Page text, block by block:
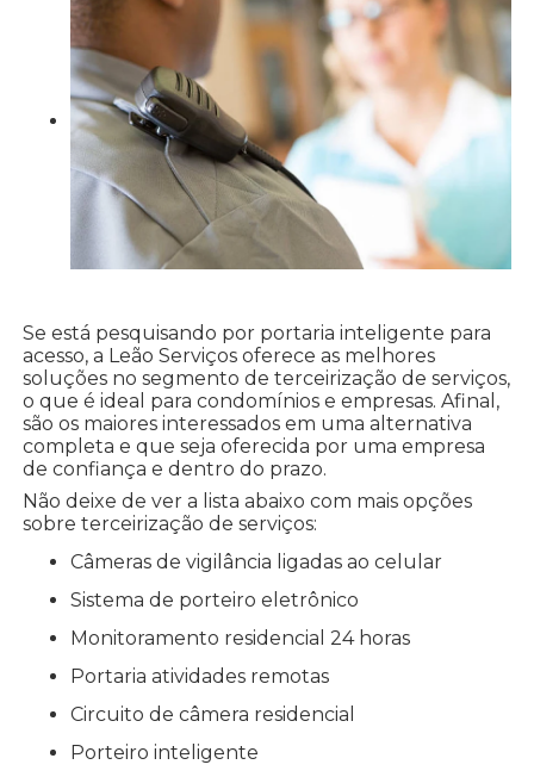
Se está pesquisando por portaria inteligente para
acesso, a Leão Serviços oferece as melhores
soluções no segmento de terceirização de serviços,
o que é ideal para condomínios e empresas. Afinal,
são os maiores interessados em uma alternativa
completa e que seja oferecida por uma empresa
de confiança e dentro do prazo.
Não deixe de ver a lista abaixo com mais opções
sobre terceirização de serviços:
câmeras de vigilância ligadas ao celular
sistema de porteiro eletrônico
monitoramento residencial 24 horas
portaria atividades remotas
circuito de câmera residencial
porteiro inteligente